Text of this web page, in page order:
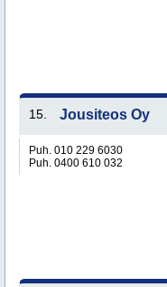
15. Jousiteos Oy
Puh. 010 229 6030
Puh. 0400 610 032